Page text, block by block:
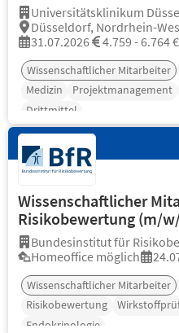
Universitätsklinikum
Düsseldorf, Nordrhein-
31.07.2026
4.759 - 6.764
Wissenschaftlicher Mitarbeiter
Medizin
Projektmanagement
Drittmittel
Wissenschaftlicher
Risikobewertung (m/
Bundesinstitut für
Homeoffice möglich
Wissenschaftlicher Mitarbeiter
Risikobewertung
Endokrinologie